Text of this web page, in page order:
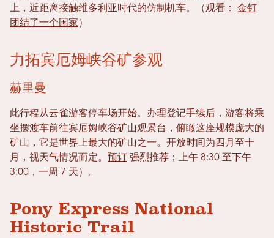
上，近距离接触维多利亚时代的仿制机车。（观看： 金钉
团结了一个国家 ）
力拓宾厄姆峡谷矿参观
赫里曼
此行程从云雀游客停车场开始。办理登记手续后，游客将乘
坐摆渡车前往宾厄姆峡谷矿山观景台，俯瞰这座规模庞大的
矿山，它是世界上最大的矿山之一。开放时间为四月至十
月，视天气情况而定。 预订 强烈推荐；上午 8:30 至下午
3:00，一周 7 天）。
Pony Express National
Historic Trail